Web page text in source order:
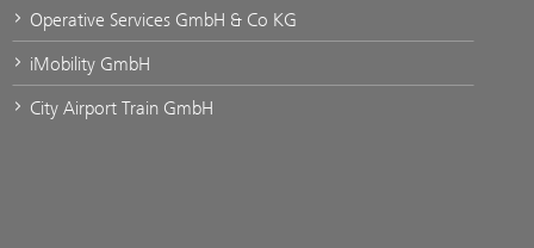
Operative Services GmbH & Co KG
iMobility GmbH
City Airport Train GmbH